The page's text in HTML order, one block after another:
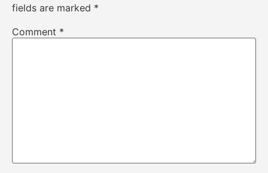
fields are marked *
Comment *